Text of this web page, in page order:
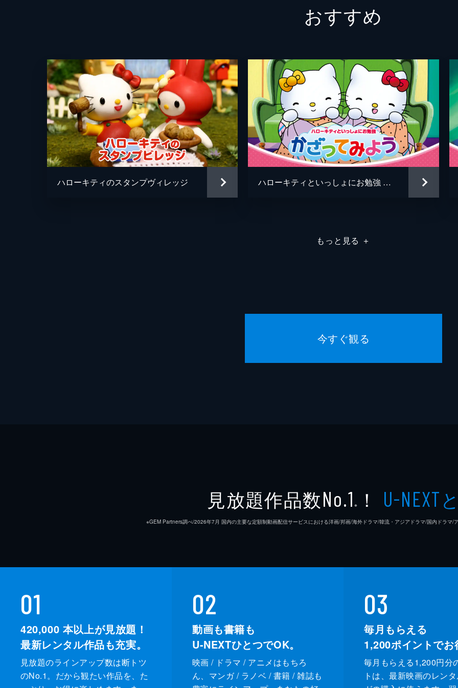
おすすめ
ハローキティのスタンプヴィレッジ ハローキティといっしょにお勉強 かざってみよう 5話入り
もっと見る ＋
今すぐ観る
見放題作品数No.1 ※ ！ U-NEXT
※GEM Partners調べ/2026年7⽉ 国内の主要な定額制動画配信サービスにおける洋画/邦画/海外ドラマ/韓流・アジアドラマ/国内ドラマ/
01
420,000 本以上が見放題！
最新レンタル作品も充実。
見放題のラインアップ数は断トツ
のNo.1。だから観たい作品を、た
02
動画も書籍も
U-NEXTひとつでOK。
映画 / ドラマ / アニメはもちろ
ん、マンガ / ラノベ / 書籍 / 雑誌も
03
毎月もらえる
1,200ポイントでお
毎月もらえる1,200円分
トは、最新映画のレン